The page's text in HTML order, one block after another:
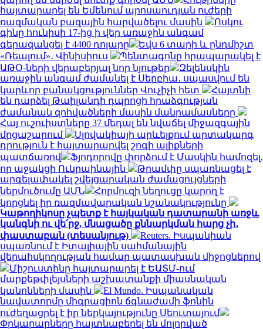
հայտարարել են Եմենում պրոսաուդյան ուժերի
ռազմական բազային հարվածելու մասին
Ոսկու
գինը հունիսի 17-ից ի վեր առաջին անգամ
գերազանցել է 4400 դոլարը
Եվս 6 տարի և ընդմիշտ
«Ռեալում»․ Վինիսիուս
Պենտագոնը հրապարակել է
ԱԹՕ-ների վերաբերյալ նոր նյութեր
Զելենսկին
առաջին անգամ ժամանել է Սերբիա․ սպասվում են
կարևոր բանակցություններ Վուչիչի հետ
Հայտնի
են դարձել Թաիլանդի դպրոցի հրաձգության
ժամանակ զոհվածների մասին մանրամասները
Հայ ուշուիստները 37 մեդալ են նվաճել միջազգային
մրցաշարում
Սլովակիայի արևելքում արտակարգ
դրություն է հայտարարվել շոգի ալիքների
պատճառով
Ֆյոդորովը փորձում է Մասկին համոզել,
որ աջակցի Ուկրաինային
Թրամփը սպառնացել է
արգելափակել շվեյցարական ժամացույցների
ներմուծումը ԱՄՆ
Հորմուզի նեղուցը կարող է
կորցնել իր ռազմավարական նշանակությունը
Կաթողիկոսը չպետք է հայկական դատարանի առջև
կանգնի ու վե՛րջ, մնացածը քննարկման հարց չի․
փաստաբան (տեսանյութ)
Reuters. Իսպանիան
սպառնում է Իտալիային սահմանային
վերահսկողության համար պատասխան միջոցներով
Միշուստինը հայտարարել է ԵԱՏՄ-ում
մարքեթփլեյսների աշխատանքի միասնական
կանոնների մասին
El Mundo. Իսպանական
նավատորմը միգրացիոն ճգնաժամի ֆոնին
ուժեղացրել է իր ներկայությունը Սեուտայում
Փրկարարները հայտնաբերել են մոլորված